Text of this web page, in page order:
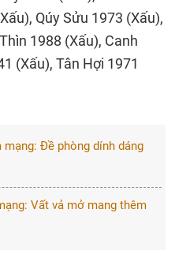
Qúy Sửu 1973 (Xấu),
1988 (Xấu), Canh
(Xấu), Tân Hợi 1971
Đề phòng dính dáng
Vất vả mở mang thêm